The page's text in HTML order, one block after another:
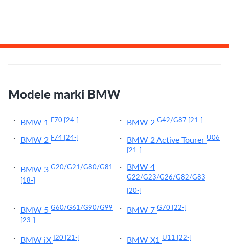
Modele marki BMW
BMW 1 F70 [24-] BMW 2 G42/G87 [21-]
BMW 2 F74 [24-] BMW 2 Active Tourer U06
[21-]
BMW 3 G20/G21/G80/G81
[18-]
BMW 4
G22/G23/G26/G82/G83
[20-]
BMW 5 G60/G61/G90/G99
[23-]
BMW 7 G70 [22-]
BMW iX I20 [21-] BMW X1 U11 [22-]